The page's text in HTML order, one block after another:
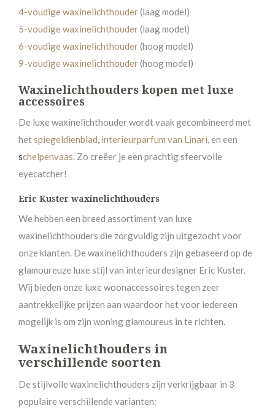
4-voudige waxinelichthouder(laag model)
5-voudige waxinelichthouder(laag model)
6-voudige waxinelichthouder(hoog model)
9-voudige waxinelichthouder(hoog model)
Waxinelichthouders kopen met luxe
accessoires
De luxe waxinelichthouder wordt vaak gecombineerd met
hetspiegeldienblad, interieurparfum van Linari, en een
schelpenvaas. Zo creëer je een prachtig sfeervolle
eyecatcher!
Eric Kuster waxinelichthouders
We hebben een breed assortiment van luxe
waxinelichthouders die zorgvuldig zijn uitgezocht voor
onze klanten. De waxinelichthouders zijn gebaseerd op de
glamoureuze luxe stijl van interieurdesigner Eric Kuster.
Wij bieden onze luxe woonaccessoires tegen zeer
aantrekkelijke prijzen aan waardoor het voor iedereen
mogelijk is om zijn woning glamoureus in te richten.
Waxinelichthouders in
verschillende soorten
De stijlvolle waxinelichthouders zijn verkrijgbaar in 3
populaire verschillende varianten: